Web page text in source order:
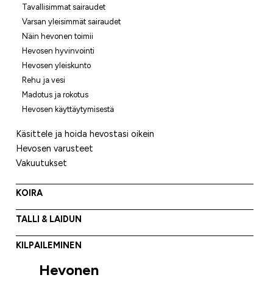
Tavallisimmat sairaudet
Varsan yleisimmät sairaudet
Näin hevonen toimii
Hevosen hyvinvointi
Hevosen yleiskunto
Rehu ja vesi
Madotus ja rokotus
Hevosen käyttäytymisestä
Käsittele ja hoida hevostasi oikein
Hevosen varusteet
Vakuutukset
KOIRA
TALLI & LAIDUN
KILPAILEMINEN
Hevonen